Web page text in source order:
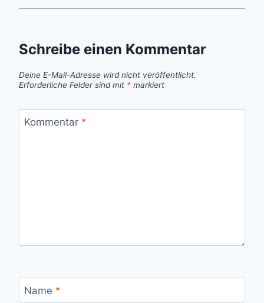
Schreibe einen Kommentar
Deine E-Mail-Adresse wird nicht veröffentlicht.
Erforderliche Felder sind mit * markiert
Kommentar *
Name *